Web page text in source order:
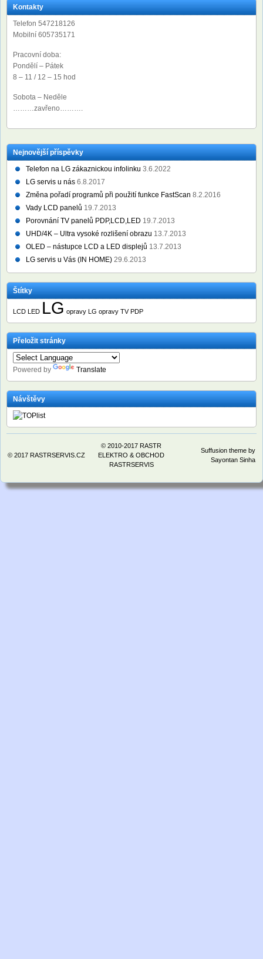
Kontakty
Telefon 547218126
Mobilní 605735171
Pracovní doba:
Pondělí – Pátek
8 – 11 / 12 – 15 hod
Sobota – Neděle
………zavřeno……….
Nejnovější příspěvky
Telefon na LG zákaznickou infolinku 3.6.2022
LG servis u nás 6.8.2017
Změna pořadí programů při použití funkce FastScan 8.2.2016
Vady LCD panelů 19.7.2013
Porovnání TV panelů PDP,LCD,LED 19.7.2013
UHD/4K – Ultra vysoké rozlišení obrazu 13.7.2013
OLED – nástupce LCD a LED displejů 13.7.2013
LG servis u Vás (IN HOME) 29.6.2013
Štítky
LCD LED LG opravy LG opravy TV PDP
Přeložit stránky
Powered by Translate
Návštěvy
© 2017 RASTRSERVIS.CZ
© 2010-2017 RASTR
ELEKTRO & OBCHOD
RASTRSERVIS
Suffusion theme by
Sayontan Sinha